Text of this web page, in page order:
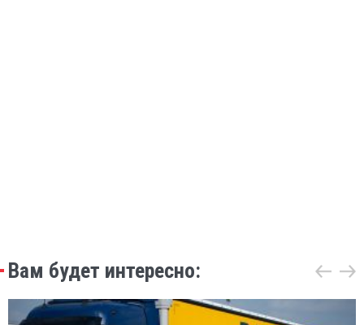
Вам будет интересно: